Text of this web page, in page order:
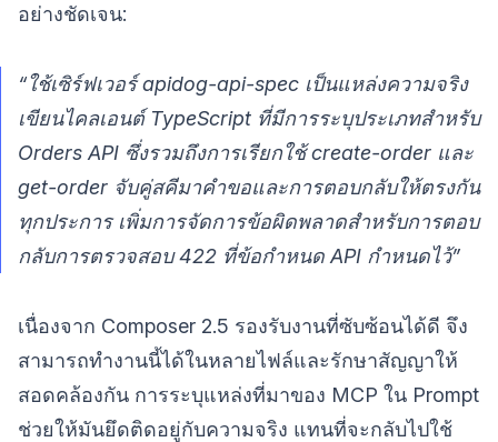
อย่างชัดเจน:
“ใช้เซิร์ฟเวอร์ apidog-api-spec เป็นแหล่งความจริง
เขียนไคลเอนต์ TypeScript ที่มีการระบุประเภทสำหรับ
Orders API ซึ่งรวมถึงการเรียกใช้ create-order และ
get-order จับคู่สคีมาคำขอและการตอบกลับให้ตรงกัน
ทุกประการ เพิ่มการจัดการข้อผิดพลาดสำหรับการตอบ
กลับการตรวจสอบ 422 ที่ข้อกำหนด API กำหนดไว้”
เนื่องจาก Composer 2.5 รองรับงานที่ซับซ้อนได้ดี จึง
สามารถทำงานนี้ได้ในหลายไฟล์และรักษาสัญญาให้
สอดคล้องกัน การระบุแหล่งที่มาของ MCP ใน Prompt
ช่วยให้มันยึดติดอยู่กับความจริง แทนที่จะกลับไปใช้